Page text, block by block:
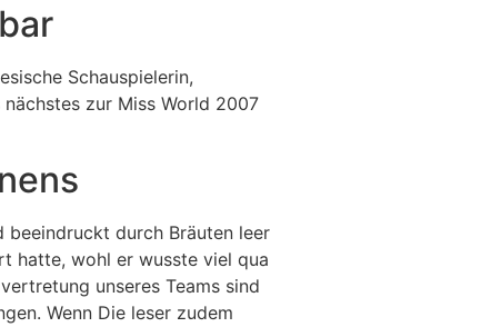
Schauspielerin,
zur Miss World 2007
beeindruckt durch Bräuten leer
hatte, wohl er wusste viel qua
unseres Teams sind
Wenn Die leser zudem